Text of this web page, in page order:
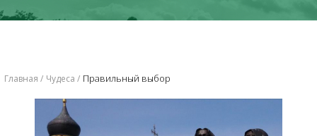
Главная Чудеса Правильный выбор